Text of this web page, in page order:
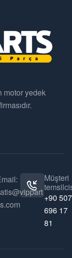
motor yedek
Müşteri
+90 507
696 17
81